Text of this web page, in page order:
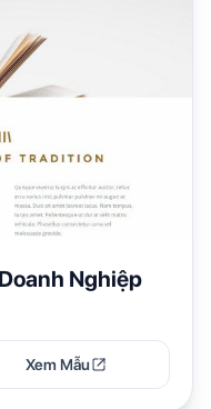
Nghiệp
Xem Mẫu